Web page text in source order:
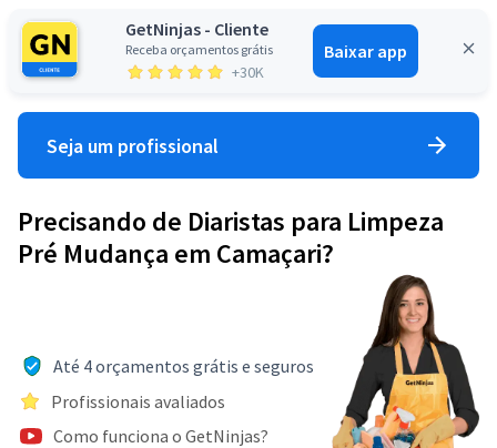
GetNinjas - Cliente
Receba orçamentos grátis
+30K
Baixar app
Entrar
Seja um profissional
Precisando de Diaristas para Limpeza
Pré Mudança em Camaçari?
Até 4 orçamentos grátis e seguros
Profissionais avaliados
Como funciona o GetNinjas?